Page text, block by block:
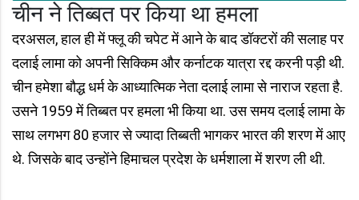
चीन ने तिब्बत पर किया था हमला
दरअसल, हाल ही में फ्लू की चपेट में आने के बाद डॉक्टरों की सलाह पर
दलाई लामा को अपनी सिक्किम और कर्नाटक यात्रा रद्द करनी पड़ी थी.
चीन हमेशा बौद्ध धर्म के आध्यात्मिक नेता दलाई लामा से नाराज रहता है.
उसने 1959 में तिब्बत पर हमला भी किया था. उस समय दलाई लामा के
साथ लगभग 80 हजार से ज्यादा तिब्बती भागकर भारत की शरण में आए
थे. जिसके बाद उन्होंने हिमाचल प्रदेश के धर्मशाला में शरण ली थी.